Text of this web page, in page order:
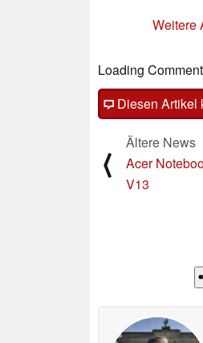
Weitere
Loading
Diesen Artikel
⟨
Ältere News
Acer
V13